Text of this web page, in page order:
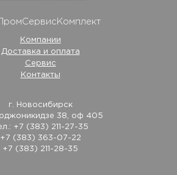
Компании
Доставка и оплата
Сервис
Контакты
г. Новосибирск
38, оф 405
+7 (383) 211-27-35
+7 (383) 363-07-22
+7 (383) 211-28-35